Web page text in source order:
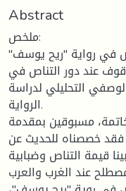
Abstract
ملخص:
في رواية "ريح يوسف"
عند دور التناص في
التحليلي لدراسة
الرواية.
مسبوقين بمقدمة.
فقد خصصناه للحديث عن
قيمة التناص وضبابية
عند الغرب والعرب.